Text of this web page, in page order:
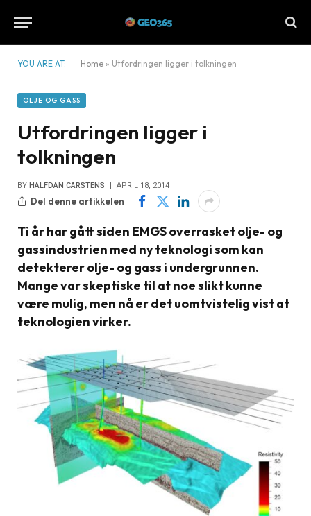
YOU ARE AT: Home » Utfordringen ligger i tolkningen
OLJE OG GASS
Utfordringen ligger i
tolkningen
BY HALFDAN CARSTENS APRIL 18, 2014
Del denne artikkelen
Ti år har gått siden EMGS overrasket olje- og
gassindustrien med ny teknologi som kan
detekterer olje- og gass i undergrunnen.
Mange var skeptiske til at noe slikt kunne
være mulig, men nå er det uomtvistelig vist at
teknologien virker.